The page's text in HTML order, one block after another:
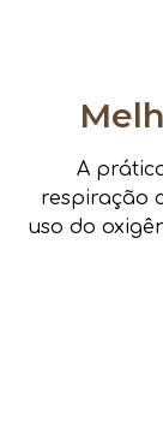
A
respiração
uso do